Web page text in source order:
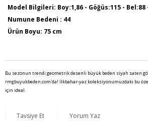
Model Bilgileri: Boy:1,86 - Göğüs:115 - Bel:88
Numune Bedeni : 44
Ürün Boyu: 75 cm
Bu sezonun trendi geometrik desenli büyük beden siyah saten
rmgbuyukbeden.com'da! İlkbahar-yaz koleksiyonumuzdaki bu
için ideal.
Tavsiye Et Yorum Yaz